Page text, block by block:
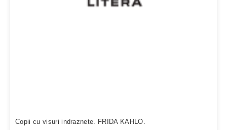
Copii cu visuri indraznete. FRIDA KAHLO.